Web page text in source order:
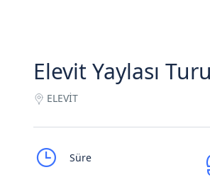
Elevit Yaylası Turu
ELEVİT
Süre